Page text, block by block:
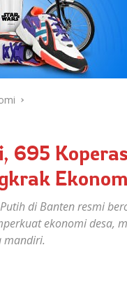
695
di Banten resmi
ekonomi desa,
mandiri.